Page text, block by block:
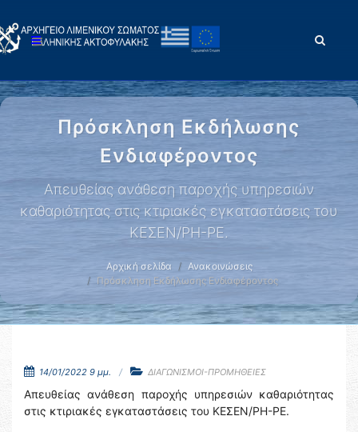
Πρόσκληση Εκδήλωσης
Ενδιαφέροντος
Απευθείας ανάθεση παροχής υπηρεσιών
καθαριότητας στις κτιριακές εγκαταστάσεις του
ΚΕΣΕΝ/ΡΗ-ΡΕ.
Αρχική σελίδα
Ανακοινώσεις
Πρόσκληση Εκδήλωσης Ενδιαφέροντος
14/01/2022 9 μμ. ΔΙΑΓΩΝΙΣΜΟΙ-ΠΡΟΜΗΘΕΙΕΣ
Απευθείας ανάθεση παροχής υπηρεσιών καθαριότητας
στις κτιριακές εγκαταστάσεις του ΚΕΣΕΝ/ΡΗ-ΡΕ.